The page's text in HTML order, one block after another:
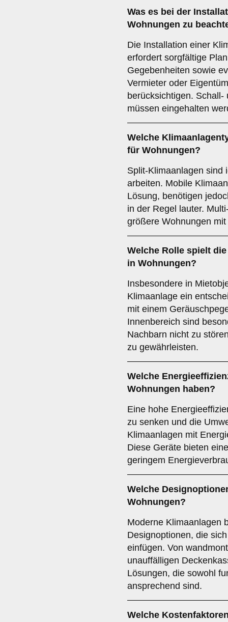
Was es bei der
Wohnungen zu
Die Installation einer
erfordert sorgfältige
Gegebenheiten sowie
Vermieter oder
berücksichtigen.
müssen eingehalten
Welche
für Wohnungen?
Split-Klimaanlagen sind
arbeiten. Mobile
Lösung, benötigen
in der Regel lauter.
größere Wohnungen
Welche Rolle spielt
in Wohnungen?
Insbesondere in
Klimaanlage ein
mit einem
Innenbereich sind
Nachbarn nicht zu
zu gewährleisten.
Welche
Wohnungen haben?
Eine hohe
zu senken und die
Klimaanlagen mit
Diese Geräte bieten
geringem
Welche
Wohnungen?
Moderne Klimaanlagen
Designoptionen, die
einfügen. Von
unauffälligen
Lösungen, die sowohl
ansprechend sind.
Welche